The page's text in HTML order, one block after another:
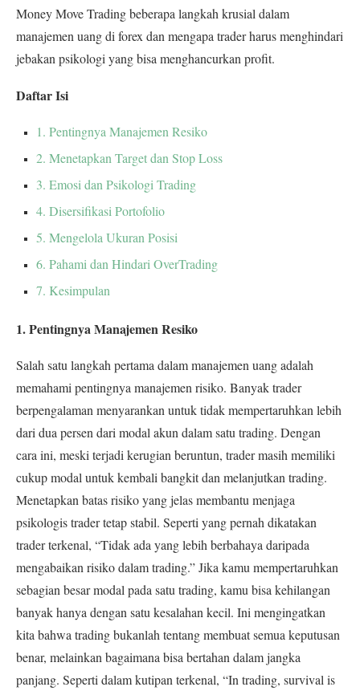
Money Move Trading beberapa langkah krusial dalam
manajemen uang di forex dan mengapa trader harus menghindari
jebakan psikologi yang bisa menghancurkan profit.
Daftar Isi
1. Pentingnya Manajemen Resiko
2. Menetapkan Target dan Stop Loss
3. Emosi dan Psikologi Trading
4. Disersifikasi Portofolio
5. Mengelola Ukuran Posisi
6. Pahami dan Hindari OverTrading
7. Kesimpulan
1. Pentingnya Manajemen Resiko
Salah satu langkah pertama dalam manajemen uang adalah
memahami pentingnya manajemen risiko. Banyak trader
berpengalaman menyarankan untuk tidak mempertaruhkan lebih
dari dua persen dari modal akun dalam satu trading. Dengan
cara ini, meski terjadi kerugian beruntun, trader masih memiliki
cukup modal untuk kembali bangkit dan melanjutkan trading.
Menetapkan batas risiko yang jelas membantu menjaga
psikologis trader tetap stabil. Seperti yang pernah dikatakan
trader terkenal, “Tidak ada yang lebih berbahaya daripada
mengabaikan risiko dalam trading.”Jika kamu mempertaruhkan
sebagian besar modal pada satu trading, kamu bisa kehilangan
banyak hanya dengan satu kesalahan kecil. Ini mengingatkan
kita bahwa trading bukanlah tentang membuat semua keputusan
benar, melainkan bagaimana bisa bertahan dalam jangka
panjang. Seperti dalam kutipan terkenal, “In trading, survival is